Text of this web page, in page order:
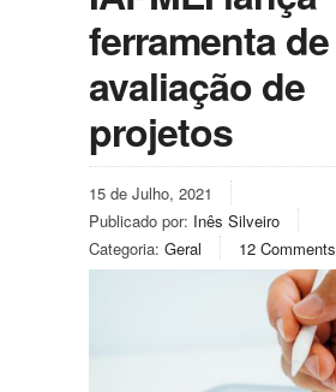
ferramenta de
avaliação de
projetos
15 de Julho, 2021
Publicado por: Inês Silveiro
Categoria: Geral 12 Comments